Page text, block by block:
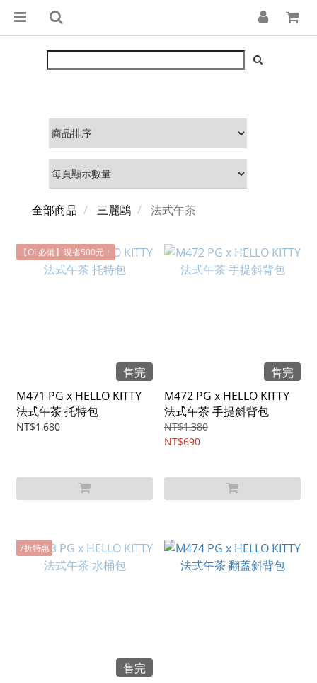
全部商品 三麗鷗 法式午茶
【OL必備】現省500元！
售完
M471 PG x HELLO KITTY
法式午茶 托特包
NT$1,680
售完
M472 PG x HELLO KITTY
法式午茶 手提斜背包
NT$1,380
NT$690
7折特惠
售完